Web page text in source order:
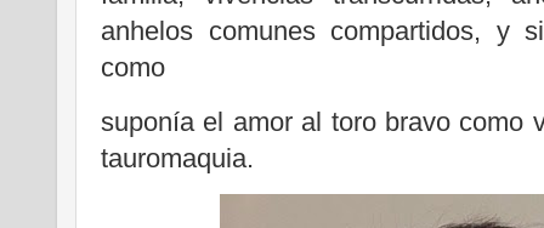
anhelos comunes compartidos, y
como
suponía el amor al toro bravo como
tauromaquia.